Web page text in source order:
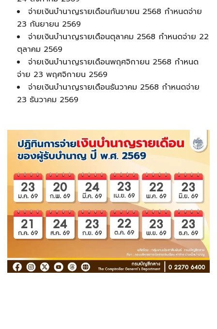
จ่ายเงินบำนาญรายเดือนกันยายน 2568 กำหนดจ่าย
23 กันยายน 2569
จ่ายเงินบำนาญรายเดือนตุลาคม 2568 กำหนดจ่าย 22
ตุลาคม 2569
จ่ายเงินบำนาญรายเดือนพฤศจิกายน 2568 กำหนด
จ่าย 23 พฤศจิกายน 2569
จ่ายเงินบำนาญรายเดือนธันวาคม 2568 กำหนดจ่าย
23 ธันวาคม 2569